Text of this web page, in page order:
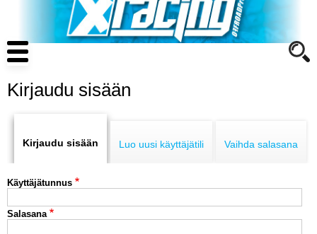
Main
navigation
ENDURO
Kirjaudu sisään
tabs
Kirjaudu sisään Luo uusi käyttäjätili Vaihda salasana
Käyttäjätunnus
Salasana